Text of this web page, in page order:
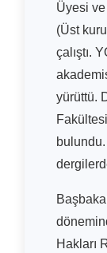
Üyesi ve
(Üst
çalıştı.
yürüttü.
Hakları